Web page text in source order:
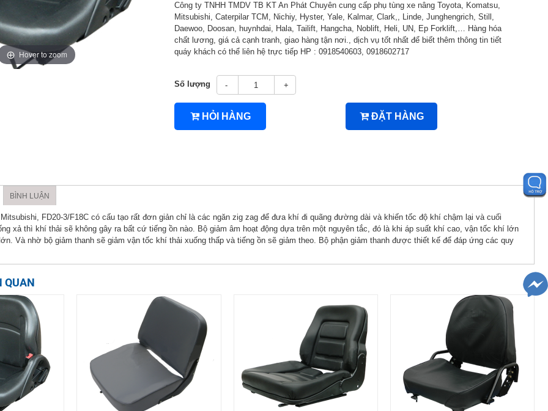
4TNV98
Hover to zoom
Công ty TNHH TMDV TB KT An Phát Chuyên cung cấp phụ tùng xe nâng Toyota, Komatsu,
Mitsubishi, Caterpilar TCM, Nichiy, Hyster, Yale, Kalmar, Clark,, Linde, Junghengrich, Still,
Daewoo, Doosan, huynhdai, Hala, Tailift, Hangcha, Noblift, Heli, UN, Ep Forklift,… Hàng hóa
chất lương, giá cả cạnh tranh, giao hàng tận nơi., dịch vụ tốt nhất để biết thêm thông tin tiết
quáy khách có thể liên hệ trực tiếp HP : 0918540603, 0918602717
Số lượng - +
HỎI HÀNG ĐẶT HÀNG
BÌNH LUẬN
FD20-3/F18C có cấu tạo rất đơn giản chỉ là các ngăn zig zag để đưa khí đi quãng đường dài và khiến tốc độ khí chậm lại và cuối
xả thì khí thải sẽ không gây ra bất cứ tiếng ồn nào. Bộ giảm âm hoạt động dựa trên một nguyên tắc, đó là khi áp suất khí cao, vận tốc khí lớn
Và nhờ bộ giảm thanh sẽ giảm vận tốc khí thải xuống thấp và tiếng ồn sẽ giảm theo. Bộ phận giảm thanh được thiết kế để đáp ứng các quy
QUAN